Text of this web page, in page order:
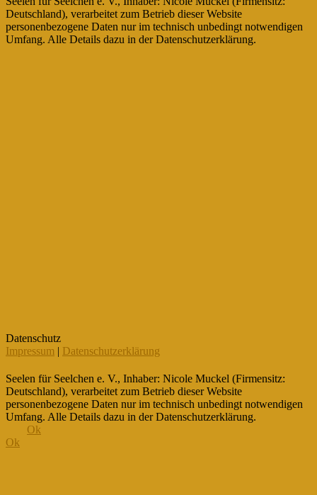
Deutschland), verarbeitet zum Betrieb dieser Website
personenbezogene Daten nur im technisch unbedingt notwendigen
Umfang. Alle Details dazu in der Datenschutzerklärung.
Datenschutz
Impressum | Datenschutzerklärung
Seelen für Seelchen e. V., Inhaber: Nicole Muckel (Firmensitz:
Deutschland), verarbeitet zum Betrieb dieser Website
personenbezogene Daten nur im technisch unbedingt notwendigen
Umfang. Alle Details dazu in der Datenschutzerklärung.
Ok
Ok